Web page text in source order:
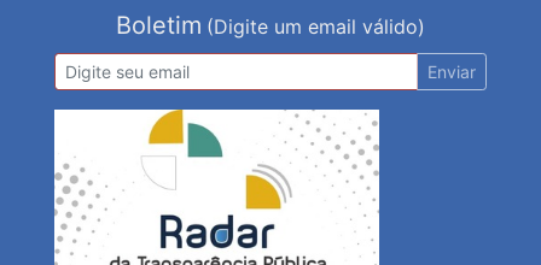
Boletim (Digite um email válido)
Enviar